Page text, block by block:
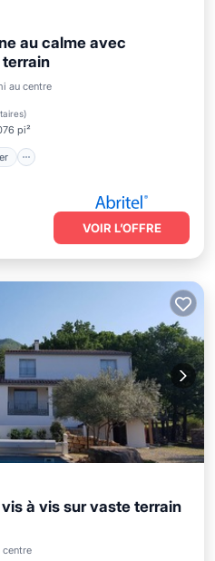
au calme avec
terrain
au centre
)
pi²
Front de mer
Parking
VOIR L’OFFRE
à vis sur vaste terrain
centre
Parking